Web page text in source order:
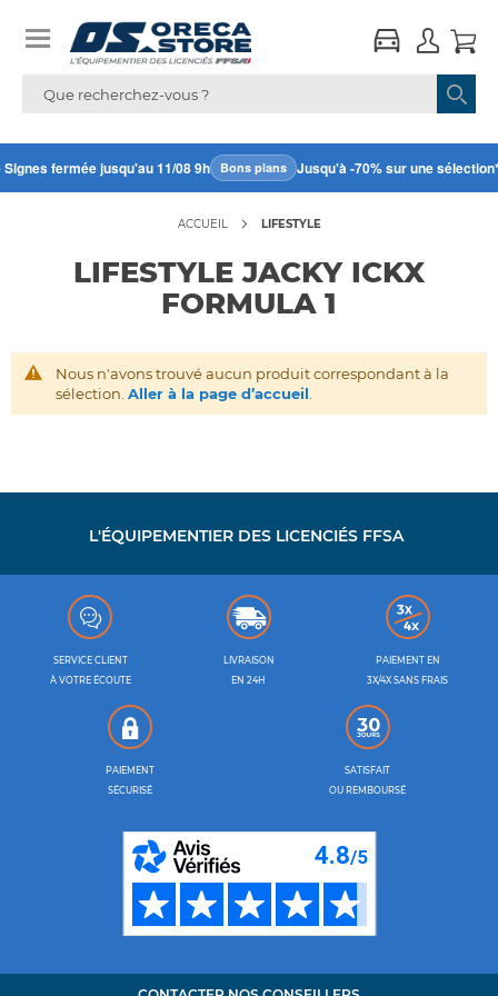
fermée jusqu'au 11/08 9h Bons plans Jusqu'à -70% sur une
ACCUEIL LIFESTYLE
LIFESTYLE JACKY ICKX
FORMULA 1
Nous n'avons trouvé aucun produit correspondant à la
sélection. Aller à la page d’accueil
L'ÉQUIPEMENTIER DES LICENCIÉS FFSA
SERVICE CLIENT
À VOTRE ÉCOUTE
LIVRAISON
EN 24H
PAIEMENT EN
3X/4X SANS FRAIS
PAIEMENT
SÉCURISÉ
SATISFAIT
OU REMBOURSÉ